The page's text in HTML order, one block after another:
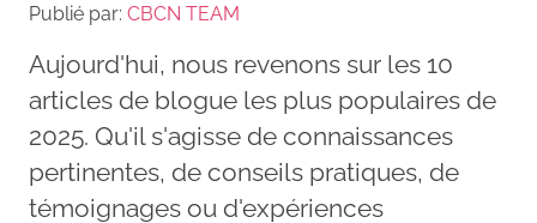
Publié par: CBCN TEAM
Aujourd'hui, nous revenons sur les 10
articles de blogue les plus populaires de
2025. Qu'il s'agisse de connaissances
pertinentes, de conseils pratiques, de
témoignages ou d'expériences